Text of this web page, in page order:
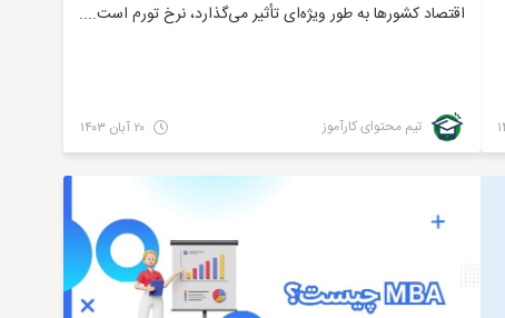
اقتصاد کشور‌ها به طور ویژه‌ای تأثیر می‌گذارد، نرخ تورم است....
تیم محتوای کارآموز عمومی